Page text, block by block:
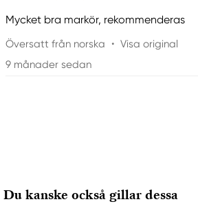
Mycket bra markör, rekommenderas
Översatt från norska • Visa original
9 månader sedan
Du kanske också gillar dessa